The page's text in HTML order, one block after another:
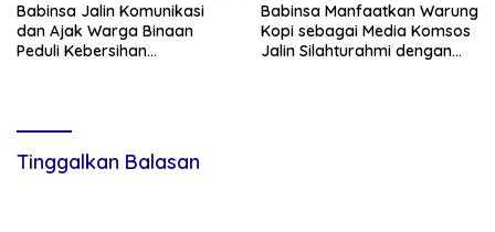
Babinsa Jalin Komunikasi
dan Ajak Warga Binaan
Peduli Kebersihan
Babinsa Manfaatkan Warung
Kopi sebagai Media Komsos
Jalin Silahturahmi dengan
Tinggalkan Balasan